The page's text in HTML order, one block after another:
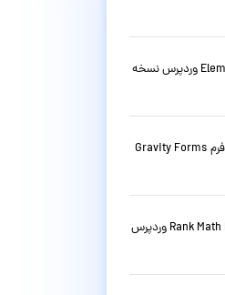
افزونه صفحه ساز المنتور پرو Elementor Pro وردپرس نسخه
افزونه فرم ساز حرفه ای وردپرس گرویتی فرم Gravity Forms
دانلود افزونه سئو حرفه ای رنک مث Rank Math Pro وردپرس